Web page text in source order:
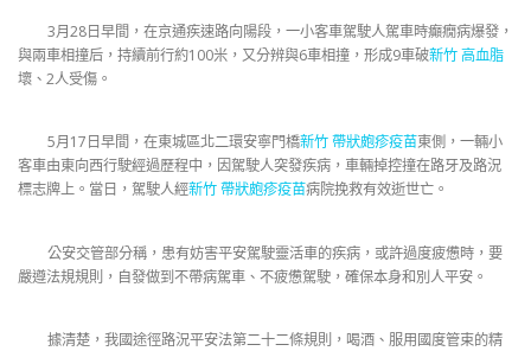
3月28日早間，在京通疾速路向陽段，一小客車駕駛人駕車時癲癇病爆發，
與兩車相撞后，持續前行約100米，又分辨與6車相撞，形成9車破新竹 高血脂
壞、2人受傷。
5月17日早間，在東城區北二環安寧門橋新竹 帶狀皰疹疫苗東側，一輛小
客車由東向西行駛經過歷程中，因駕駛人突發疾病，車輛掉控撞在路牙及路況
標志牌上。當日，駕駛人經新竹 帶狀皰疹疫苗病院挽救有效逝世亡。
公安交管部分稱，患有妨害平安駕駛靈活車的疾病，或許過度疲憊時，要
嚴遵法規規則，自發做到不帶病駕車、不疲憊駕駛，確保本身和別人平安。
據清楚，我國途徑路況平安法第二十二條規則，喝酒、服用國度管束的精